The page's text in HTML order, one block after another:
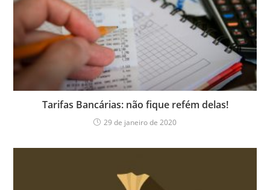
Tarifas Bancárias: não fique refém delas!
29 de janeiro de 2020